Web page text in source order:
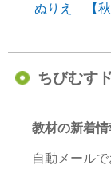
ぬりえ 【秋
ちびむす
教材の新着情
自動メール